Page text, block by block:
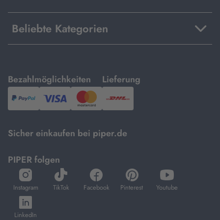
Beliebte Kategorien
Bezahlmöglichkeiten
mit
PayPal,Visa
und
Lieferung
mit
DHL.
Sicher einkaufen bei piper.de
PIPER folgen
Instagram
öffnet
in
neuem
Tab
TikTok
öffnet
in
Facebook
öffnet
in
Pinterest
öffnet
in
Youtube
öffnet
in
LinkedIn
öffnet
in